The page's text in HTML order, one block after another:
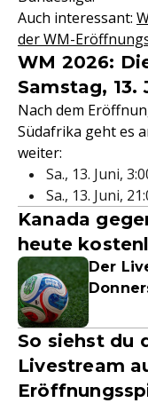
Auch interessant:
der WM-
WM 2026:
Samstag, 13.
Nach dem
Südafrika geht es
weiter:
Sa., 13. Juni,
Sa., 13. Juni,
Kanada
heute
Der
So siehst du
Livestream